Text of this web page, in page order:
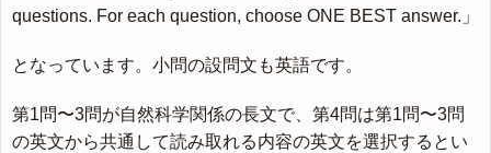
questions. For each question, choose ONE BEST answer.」
となっています。小問の設問文も英語です。
第1問〜3問が自然科学関係の長文で、第4問は第1問〜3問
の英文から共通して読み取れる内容の英文を選択するとい